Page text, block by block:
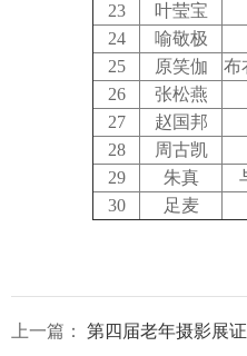
23
叶莹宝
24
喻敬极
25
原笑伽
布
26
张松燕
27
赵国邦
28
周古凯
29
朱真
30
足麦
上一篇： 第四届老年摄影展